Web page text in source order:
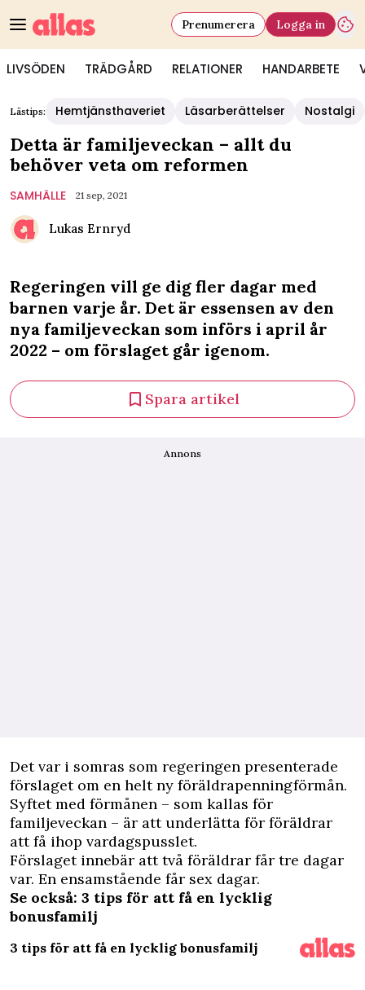
LIVSÖDEN TRÄDGÅRD RELATIONER HANDARBETE
Prenumerera Logga in
Lästips: Hemtjänsthaveriet Läsarberättelser Nostalgi
Detta är familjeveckan – allt du
behöver veta om reformen
SAMHÄLLE 21 sep, 2021
Lukas Ernryd
Regeringen vill ge dig fler dagar med
barnen varje år. Det är essensen av den
nya familjeveckan som införs i april år
2022 – om förslaget går igenom.
Spara artikel
Annons
Det var i somras som regeringen presenterade
förslaget om en helt ny föräldrapenningförmån.
Syftet med förmånen – som kallas för
familjeveckan – är att underlätta för föräldrar
att få ihop vardagspusslet.
Förslaget innebär att två föräldrar får tre dagar
var. En ensamstående får sex dagar.
Se också: 3 tips för att få en lycklig
bonusfamilj
3 tips för att få en lycklig bonusfamilj